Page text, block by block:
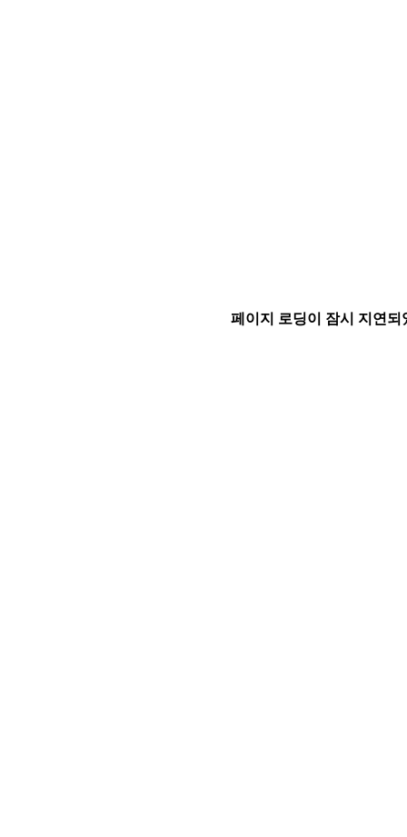
페이지 로딩이 잠시 지연